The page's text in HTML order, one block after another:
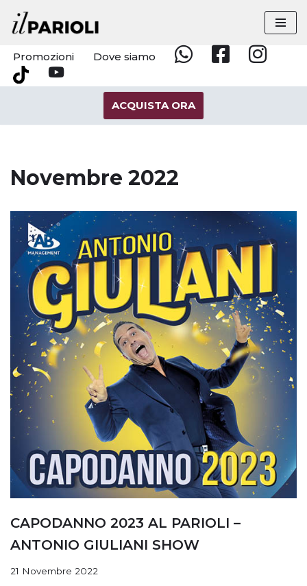
Vai
al
contenuto
Promozioni Dove siamo
WhatsappFacebookInstagram
Tik
YouTube
ACQUISTA ORA
Novembre 2022
CAPODANNO 2023 AL PARIOLI –
ANTONIO GIULIANI SHOW
21 Novembre 2022